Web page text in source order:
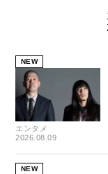
NEW
エンタメ
2026.08.09
NEW